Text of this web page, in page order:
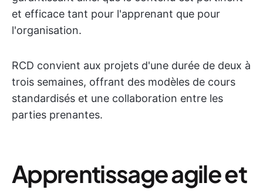
et efficace tant pour l'apprenant que pour
l'organisation.
RCD convient aux projets d'une durée de deux à
trois semaines, offrant des modèles de cours
standardisés et une collaboration entre les
parties prenantes.
Apprentissage agile et